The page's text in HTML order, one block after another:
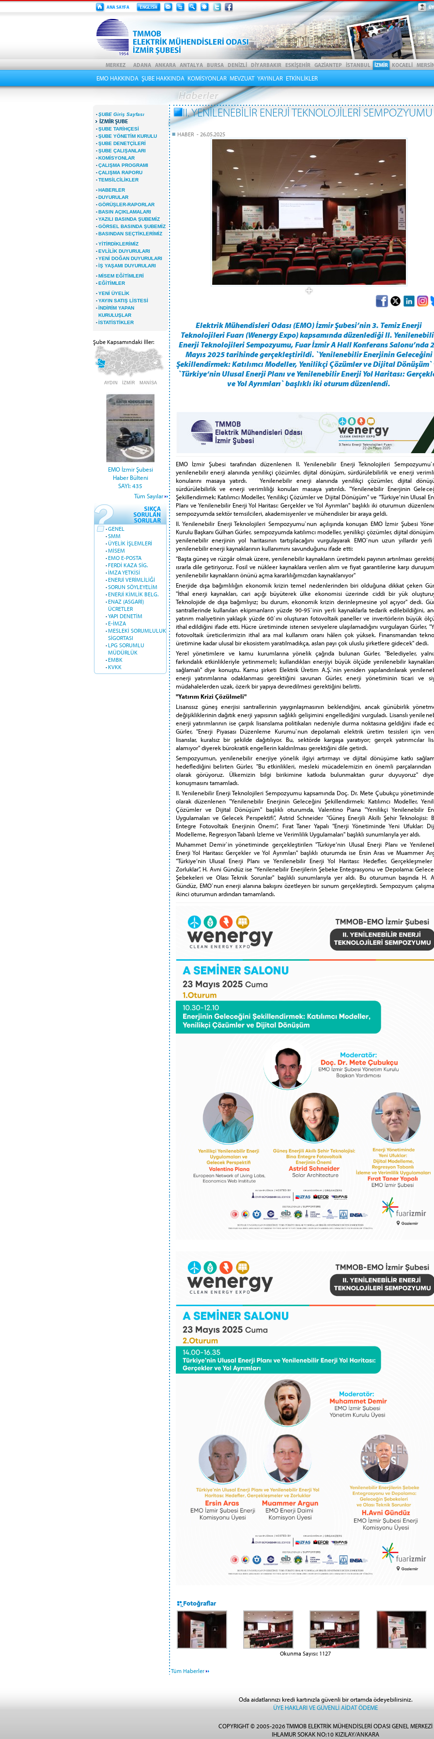
EMO HAKKINDA ŞUBE HAKKINDA KOMİSYONLAR MEVZUAT YAYINLAR ETKİNLİKLER
· ŞUBE Giriş Sayfası
İZMİR ŞUBE
· ŞUBE TARİHÇESİ
· ŞUBE YÖNETİM KURULU
· ŞUBE DENETÇİLERİ
· ŞUBE ÇALIŞANLARI
· KOMİSYONLAR
· ÇALIŞMA PROGRAMI
· ÇALIŞMA RAPORU
· TEMSİLCİLİKLER
· HABERLER
· DUYURULAR
· GÖRÜŞLER-RAPORLAR
· BASIN AÇIKLAMALARI
· YAZILI BASINDA ŞUBEMİZ
· GÖRSEL BASINDA ŞUBEMİZ
· BASINDAN SEÇTİKLERİMİZ
· YİTİRDİKLERİMİZ
· EVLİLİK DUYURULARI
· YENİ DOĞAN DUYURULARI
· İŞ YAŞAMI DUYURULARI
· MİSEM EĞİTİMLERİ
· EĞİTİMLER
· YENİ ÜYELİK
· YAYIN SATIŞ LİSTESİ
· İNDİRİM YAPAN
KURULUŞLAR
· İSTATİSTİKLER
Şube Kapsamındaki İller:
AYDIN İZMİR MANİSA
EMO İzmir Şubesi
Haber Bülteni
SAYI: 435
Tüm Sayılar
·GENEL
·SMM
·ÜYELİK İŞLEMLERİ
·MİSEM
·EMO E-POSTA
·FERDİ KAZA SİG.
·İMZA YETKİSİ
·ENERJİ VERİMLİLİĞİ
·SORUN SÖYLEYELİM
·ENERJİ KİMLİK BELG.
·ENAZ (ASGARİ)
ÜCRETLER
·YAPI DENETİM
·E-İMZA
·MESLEKİ SORUMLULUK
SİGORTASI
·LPG SORUMLU
MÜDÜRLÜK
·EMBK
·KVKK
II. YENİLENEBİLİR ENERJİ TEKNOLOJİLERİ
HABER - 26.05.2025
Elektrik Mühendisleri Odası (EMO) İzmir Şubesi’nin 3. Temiz Enerji
Teknolojileri Fuarı (Wenergy Expo) kapsamında düzenlediği II.
Enerji Teknolojileri Sempozyumu, Fuar İzmir A Hall Konferans Salonu’nda
Mayıs 2025 tarihinde gerçekleştirildi. `Yenilenebilir Enerjinin Geleceğini
Şekillendirmek: Katılımcı Modeller, Yenilikçi Çözümler ve Dijital Dönüşüm`
`Türkiye‘nin Ulusal Enerji Planı ve Yenilenebilir Enerji Yol Haritası:
ve Yol Ayrımları` başlıklı iki oturum düzenlendi.
EMO İzmir Şubesi tarafından düzenlenen II. Yenilenebilir Enerji Teknolojileri
yenilenebilir enerji alanında yenilikçi çözümler, dijital dönüşüm, sürdürülebilirlik ve enerji
konularını masaya yatırdı. Yenilenebilir enerji alanında yenilikçi çözümler, dijital
sürdürülebilirlik ve enerji verimliliği konuları masaya yatırıldı. "Yenilenebilir Enerjinin
Şekillendirmek: Katılımcı Modeller, Yenilikçi Çözümler ve Dijital Dönüşüm" ve "Türkiye‘nin Ulusal
Planı ve Yenilenebilir Enerji Yol Haritası: Gerçekler ve Yol Ayrımları" başlıklı iki oturumun
sempozyumda sektör temsilcileri, akademisyenler ve mühendisler bir araya geldi.
II. Yenilenebilir Enerji Teknolojileri Sempozyumu`nun açılışında konuşan EMO İzmir Şubesi
Kurulu Başkanı Gülhan Gürler, sempozyumda katılımcı modeller, yenilikçi çözümler, dijital
yenilenebilir enerjinin yol haritasının tartışılacağını vurgulayarak EMO`nun uzun yıllardır
yenilenebilir enerji kaynaklarının kullanımını savunduğunu ifade etti:
"Başta güneş ve rüzgâr olmak üzere, yenilenebilir kaynakların üretimdeki payının artırılması
ısrarla dile getiriyoruz. Fosil ve nükleer kaynaklara verilen alım ve fiyat garantilerine karşı
yenilenebilir kaynakların önünü açma kararlılığımızdan kaynaklanıyor"
Enerjide dışa bağımlılığın ekonomik krizin temel nedenlerinden biri olduğuna dikkat çeken
"İthal enerji kaynakları, cari açığı büyüterek ülke ekonomisi üzerinde ciddi bir yük
Teknolojide de dışa bağımlıyız; bu durum, ekonomik krizin derinleşmesine yol açıyor" dedi.
santrallerinde kullanılan ekipmanların yüzde 90-95`inin yerli kaynaklarla tedarik edilebildiğini,
yatırım maliyetinin yaklaşık yüzde 60`ını oluşturan fotovoltaik paneller ve invertörlerin büyük
ithal edildiğini ifade etti. Hücre üretiminde istenen seviyelere ulaşılamadığını vurgulayan Gürler,
fotovoltaik üreticilerimizin ithal ara mal kullanım oranı hâlen çok yüksek. Finansmandan
üretimine kadar ulusal bir ekosistem yaratılmadıkça, aslan payı çok uluslu şirketlere gidecek" dedi.
Yerel yönetimlere ve kamu kurumlarına yönelik çağrıda bulunan Gürler, "Belediyeler,
farkındalık etkinlikleriyle yetinmemeli; kullandıkları enerjiyi büyük ölçüde yenilenebilir
sağlamalı" diye konuştu. Kamu şirketi Elektrik Üretim A.Ş.`nin yeniden yapılandırılarak
enerji yatırımlarına odaklanması gerektiğini savunan Gürler, enerji yönetiminin ticari ve
müdahalelerden uzak, özerk bir yapıya devredilmesi gerektiğini belirtti.
"Yatırım Krizi Çözülmeli"
Lisanssız güneş enerjisi santrallerinin yaygınlaşmasının beklendiğini, ancak günübirlik
değişikliklerinin dağıtık enerji yapısının sağlıklı gelişimini engellediğini vurguladı. Lisanslı
enerji yatırımlarının ise çarpık lisanslama politikaları nedeniyle durma noktasına geldiğini ifade
Gürler, "Enerji Piyasası Düzenleme Kurumu`nun depolamalı elektrik üretim tesisleri için
lisanslar, kuralsız bir şekilde dağıtılıyor. Bu, sektörde kargaşa yaratıyor; gerçek yatırımcılar
alamıyor" diyerek bürokratik engellerin kaldırılması gerektiğini dile getirdi.
Sempozyumun, yenilenebilir enerjiye yönelik ilgiyi artırmayı ve dijital dönüşüme katkı
hedeflediğini belirten Gürler, "Bu etkinlikleri, mesleki mücadelemizin en önemli parçalarından
olarak görüyoruz. Ülkemizin bilgi birikimine katkıda bulunmaktan gurur duyuyoruz"
konuşmasını tamamladı.
II. Yenilenebilir Enerji Teknolojileri Sempozyumu kapsamında Doç. Dr. Mete Çubukçu
olarak düzenlenen "Yenilenebilir Enerjinin Geleceğini Şekillendirmek: Katılımcı Modeller,
Çözümler ve Dijital Dönüşüm" başlıklı oturumda, Valentino Piana "Yenilikçi Yenilenebilir
Uygulamaları ve Gelecek Perspektifi", Astrid Schneider "Güneş Enerjili Akıllı Şehir Teknolojisi:
Entegre Fotovoltaik Enerjinin Önemi", Fırat Taner Yapalı "Enerji Yönetiminde Yeni Ufuklar:
Modelleme, Regresyon Tabanlı İzleme ve Verimlilik Uygulamaları" başlıklı sunumlarıyla yer aldı.
Muhammet Demir`in yönetiminde gerçekleştirilen "Türkiye‘nin Ulusal Enerji Planı ve
Enerji Yol Haritası: Gerçekler ve Yol Ayrımları" başlıklı oturumda ise Ersin Aras ve Muammer
"Türkiye‘nin Ulusal Enerji Planı ve Yenilenebilir Enerji Yol Haritası: Hedefler,
Zorluklar", H. Avni Gündüz ise "Yenilenebilir Enerjilerin Şebeke Entegrasyonu ve Depolama:
Şebekeleri ve Olası Teknik Sorunlar" başlıklı sunumlarıyla yer aldı. Bu oturumun başında H.
Gündüz, EMO`nun enerji alanına bakışını özetleyen bir sunum gerçekleştirdi. Sempozyum
ikinci oturumun ardından tamamlandı.
Fotoğraflar
Okunma Sayısı: 1127
Tüm Haberler
Oda aidatlarınızı kredi kartınızla güvenli bir ortamda ödeyebilirsiniz.
ÜYE HAKLARI VE GÜVENLİ AİDAT ÖDEME
COPYRIGHT © 2005-2026 TMMOB ELEKTRİK MÜHENDİSLERİ ODASI GENEL MERKEZİ
IHLAMUR SOKAK NO:10 KIZILAY/ANKARA